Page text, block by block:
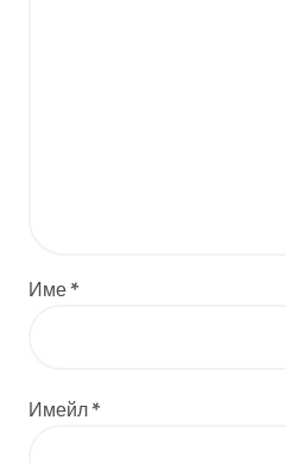
Име *
Имейл *